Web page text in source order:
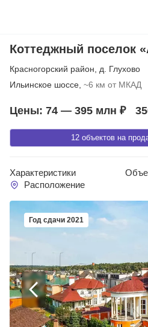
Коттеджный поселок
Красногорский район
д. Глухово
Ильинское шоссе, ~6 км от МКАД
12 объектов на
Цены: 74 — 395 млн ₽
Характеристики
Расположение
Год сдачи 2021